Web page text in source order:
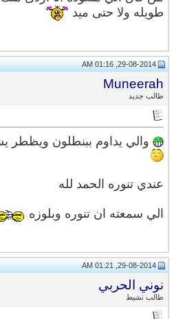
طويله ولا حتى ميد
29-08-2014, 01:16 AM
Muneerah
طالب جديد
والي يداوم ببنطلون ويظطر
عندي تنوره الحمد لله
الي سمعته ان تنوره وبلوزه
29-08-2014, 01:21 AM
نوني الحربي
طالب نشيط